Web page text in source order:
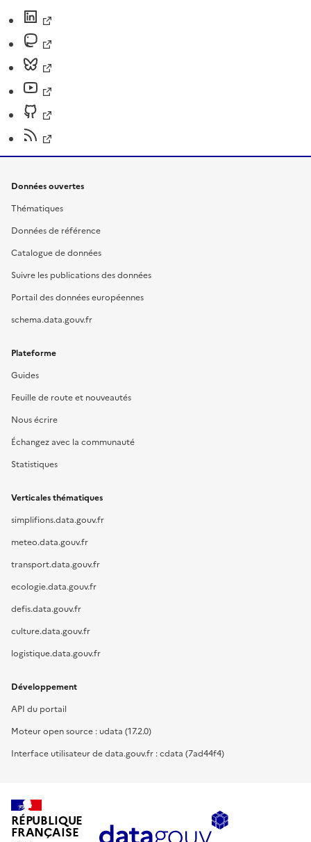
Données ouvertes
Thématiques
Données de référence
Catalogue de données
Suivre les publications des données
Portail des données européennes
schema.data.gouv.fr
Plateforme
Guides
Feuille de route et nouveautés
Nous écrire
Échangez avec la communauté
Statistiques
Verticales thématiques
simplifions.data.gouv.fr
meteo.data.gouv.fr
transport.data.gouv.fr
ecologie.data.gouv.fr
defis.data.gouv.fr
culture.data.gouv.fr
logistique.data.gouv.fr
Développement
API du portail
Moteur open source : udata (17.2.0)
Interface utilisateur de data.gouv.fr : cdata (7ad44f4)
RÉPUBLIQUE
FRANÇAISE